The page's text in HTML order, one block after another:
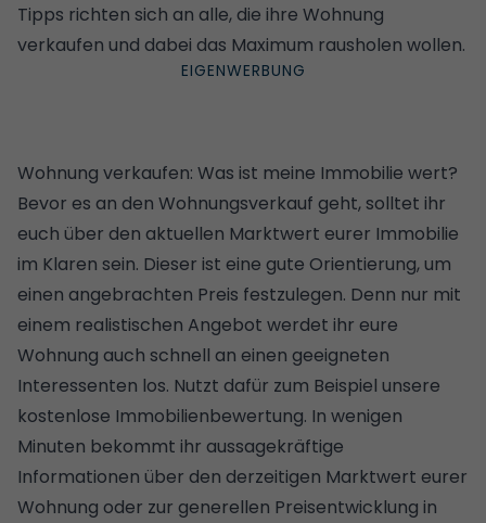
Tipps richten sich an alle, die ihre Wohnung
verkaufen und dabei das Maximum rausholen wollen.
Wohnung verkaufen: Was ist meine Immobilie wert?
Bevor es an den Wohnungsverkauf geht, solltet ihr
euch über den aktuellen Marktwert eurer Immobilie
im Klaren sein. Dieser ist eine gute Orientierung, um
einen angebrachten Preis festzulegen. Denn nur mit
einem realistischen Angebot werdet ihr eure
Wohnung auch schnell an einen geeigneten
Interessenten los. Nutzt dafür zum Beispiel unsere
kostenlose Immobilienbewertung. In wenigen
Minuten bekommt ihr aussagekräftige
Informationen über den derzeitigen Marktwert eurer
Wohnung oder zur generellen Preisentwicklung in